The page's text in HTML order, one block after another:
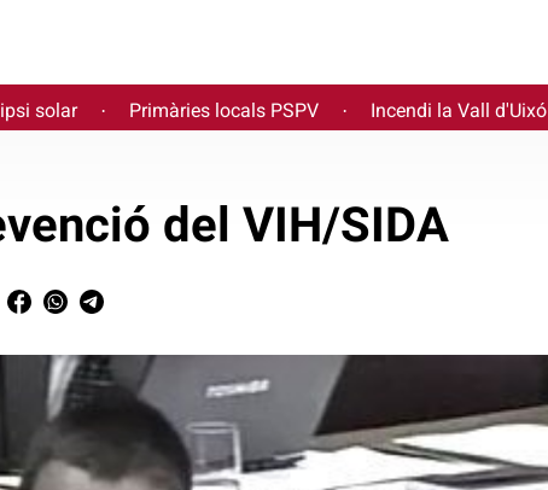
solar · Primàries locals PSPV · Incendi la Vall d'Uixó
del VIH/SIDA